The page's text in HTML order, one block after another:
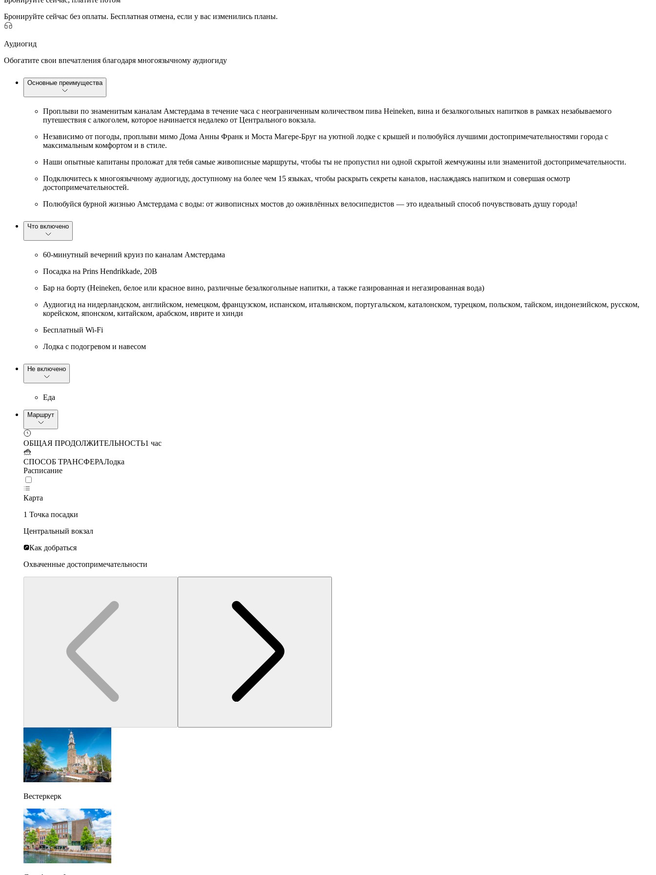
Бронируйте сейчас без оплаты. Бесплатная отмена, если у вас изменились планы.
Аудиогид
Обогатите свои впечатления благодаря многоязычному аудиогиду
Основные преимущества
Проплыви по знаменитым каналам Амстердама в течение часа с неограниченным количеством пива Heineken, вина и безалкогольных напитков в рамках незабываемого
путешествия с алкоголем, которое начинается недалеко от Центрального вокзала.
Независимо от погоды, проплыви мимо Дома Анны Франк и Моста Магере-Бруг на уютной лодке с крышей и полюбуйся лучшими достопримечательностями города с
максимальным комфортом и в стиле.
Наши опытные капитаны проложат для тебя самые живописные маршруты, чтобы ты не пропустил ни одной скрытой жемчужины или знаменитой достопримечательности.
Подключитесь к многоязычному аудиогиду, доступному на более чем 15 языках, чтобы раскрыть секреты каналов, наслаждаясь напитком и совершая осмотр
достопримечательностей.
Полюбуйся бурной жизнью Амстердама с воды: от живописных мостов до оживлённых велосипедистов — это идеальный способ почувствовать душу города!
Что включено
60-минутный вечерний круиз по каналам Амстердама
Посадка на Prins Hendrikkade, 20B
Бар на борту (Heineken, белое или красное вино, различные безалкогольные напитки, а также газированная и негазированная вода)
Аудиогид на нидерландском, английском, немецком, французском, испанском, итальянском, португальском, каталонском, турецком, польском, тайском, индонезийском, русском,
корейском, японском, китайском, арабском, иврите и хинди
Бесплатный Wi-Fi
Лодка с подогревом и навесом
Не включено
Еда
Маршрут
ОБЩАЯ ПРОДОЛЖИТЕЛЬНОСТЬ1 час
СПОСОБ ТРАНСФЕРАЛодка
Расписание
Карта
1 Точка посадки
Центральный вокзал
Как добраться
Охваченные достопримечательности
Вестеркерк